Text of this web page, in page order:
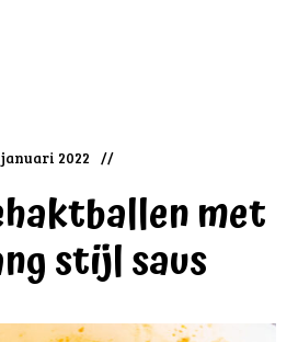
januari 2022
met
stijl saus